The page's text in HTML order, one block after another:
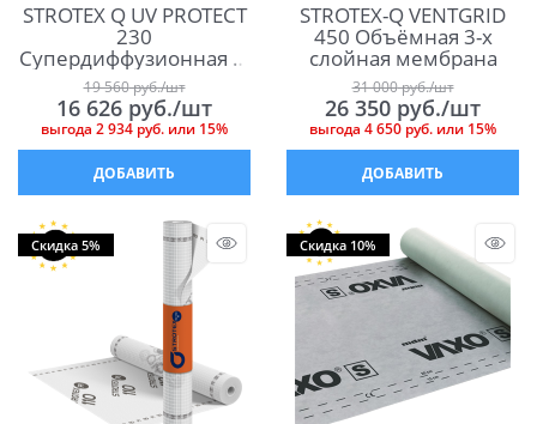
STROTEX Q UV PROTECT
230
Супердиффузионная 4-
х слойная мембрана
для кровли
19 560 руб./шт
16 626 руб./шт
выгода 2 934 руб. или 15%
ДОБАВИТЬ
STROTEX-Q VENTGRID
450 Объёмная 3-х
слойная мембрана
31 000 руб./шт
26 350 руб./шт
выгода 4 650 руб. или 15%
ДОБАВИТЬ
Скидка 5% Скидка 10%